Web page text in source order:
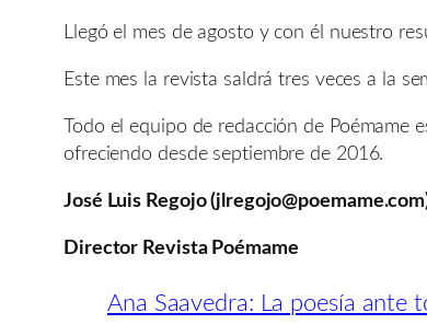
Llegó el mes de agosto y con él nuestro
Este mes la revista saldrá tres veces a la
Todo el equipo de redacción de
ofreciendo desde septiembre de 2016.
José Luis Regojo
Director Revista Poémame
Ana Saavedra: La poesía ante